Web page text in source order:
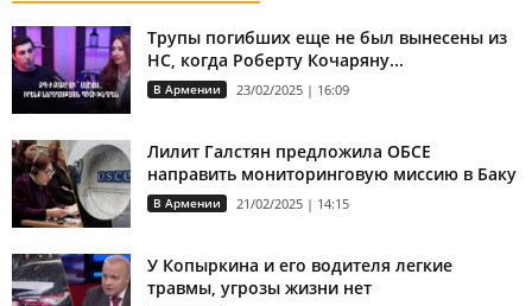
Трупы погибших еще не был вынесены из
НС, когда Роберту Кочаряну...
В Армении 23/02/2025 | 16:09
Лилит Галстян предложила ОБСЕ
направить мониторинговую миссию в Баку
В Армении 21/02/2025 | 14:15
У Копыркина и его водителя легкие
травмы, угрозы жизни нет